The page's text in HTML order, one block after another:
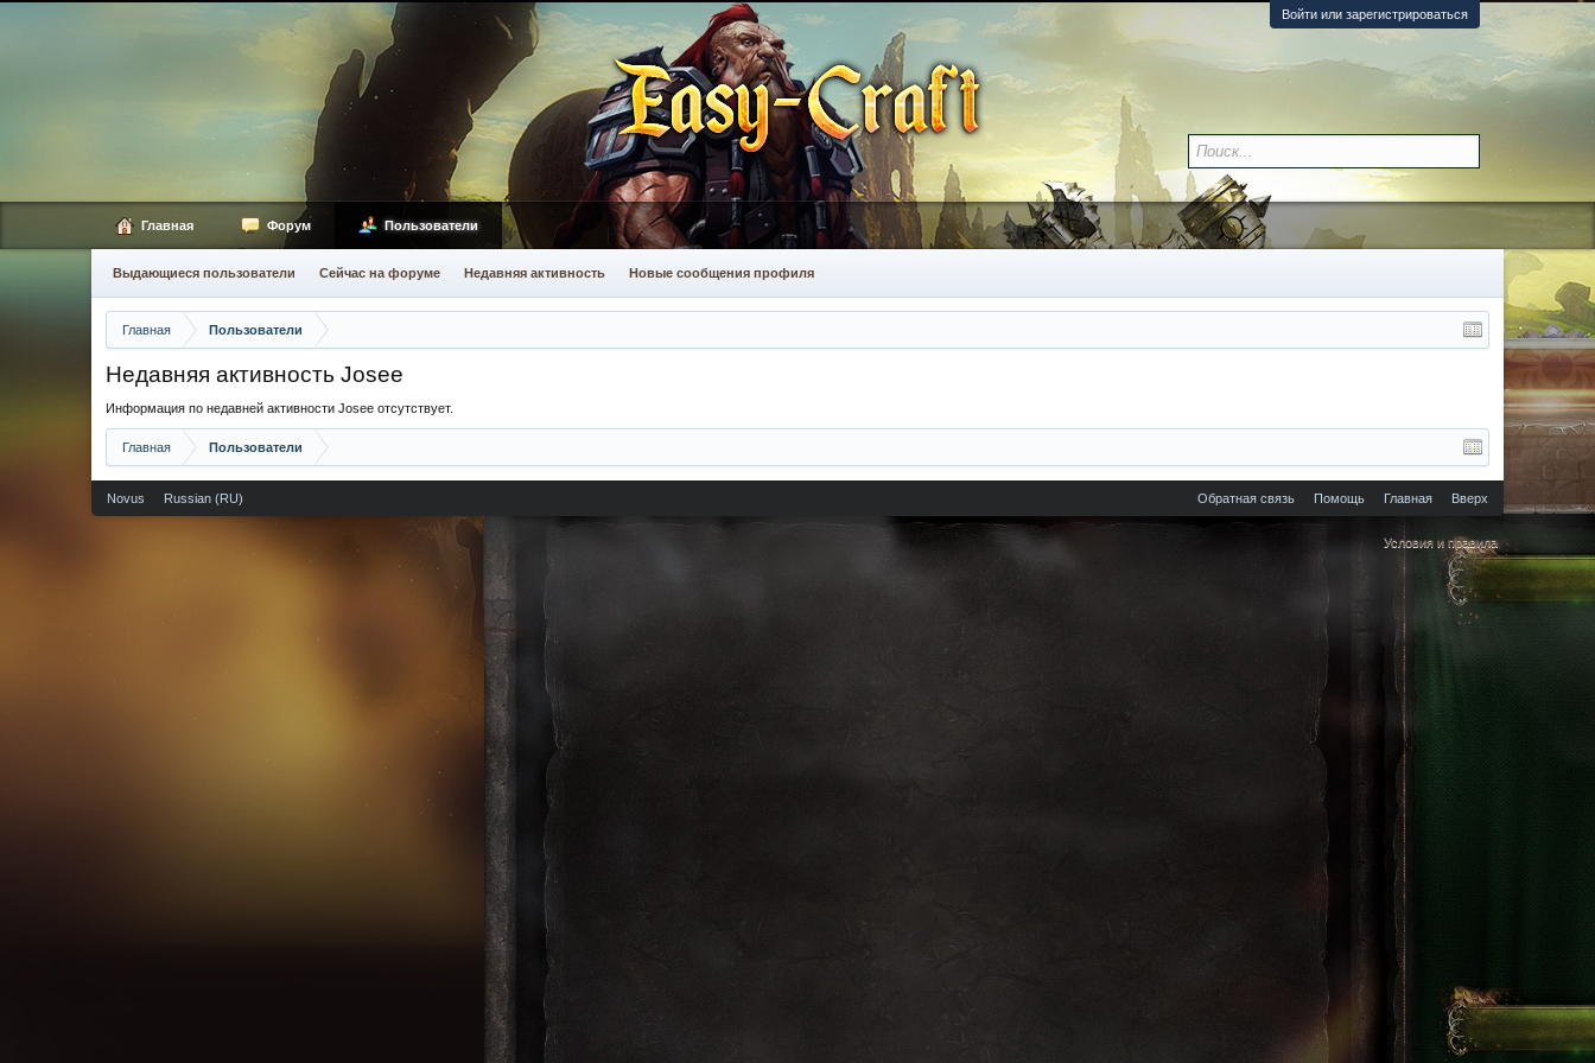
Войти или зарегистрироваться
Главная Пользователи
Недавняя активность Josee
Информация по недавней активности Josee отсутствует.
Главная Пользователи
Главная Форум Пользователи
Выдающиеся пользователи Сейчас на форуме Недавняя активность Новые сообщения профиля
Novus Russian (RU) Обратная связь Помощь Главная Вверх
Условия и правила